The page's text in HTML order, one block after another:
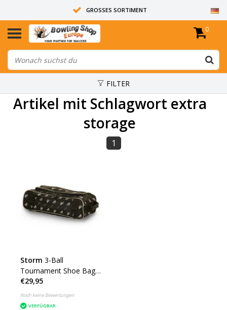
GROSSES SORTIMENT
14 TAGE RÜCKGABERECHT
ALLE BOWLINGKUGELN SIND UNGEBOHRT
0
FILTER
Artikel mit Schlagwort extra
storage
1
Storm 3-Ball
Tournament Shoe Bag
DYE
€29,95
Noch keine Bewertungen
VERFÜGBAR